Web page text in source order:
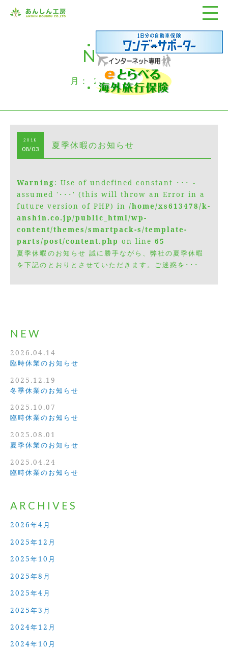
NEWS
月: 2018年8月
2018
08/03 夏季休暇のお知らせ
Warning: Use of undefined constant ･･･ -
assumed '･･･' (this will throw an Error in a
future version of PHP) in /home/xs613478/k-
anshin.co.jp/public_html/wp-
content/themes/smartpack-s/template-
parts/post/content.php on line 65
夏季休暇のお知らせ 誠に勝手ながら、弊社の夏季休暇
を下記のとおりとさせていただきます。ご迷惑を･･･
NEW
臨時休業のお知らせ
2026.04.14
冬季休業のお知らせ
2025.12.19
臨時休業のお知らせ
2025.10.07
夏季休業のお知らせ
2025.08.01
臨時休業のお知らせ
2025.04.24
ARCHIVES
2026年4月
2025年12月
2025年10月
2025年8月
2025年4月
2025年3月
2024年12月
2024年10月